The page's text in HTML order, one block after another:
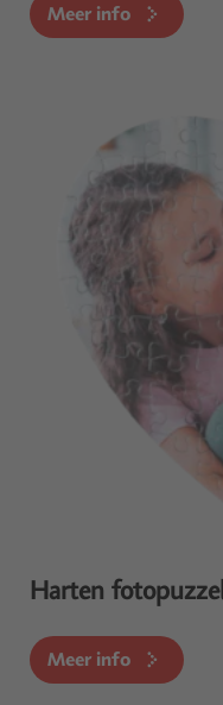
Meer info
Harten fotopuzzel
Meer info